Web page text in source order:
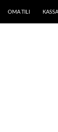
OMA TILI KASSA